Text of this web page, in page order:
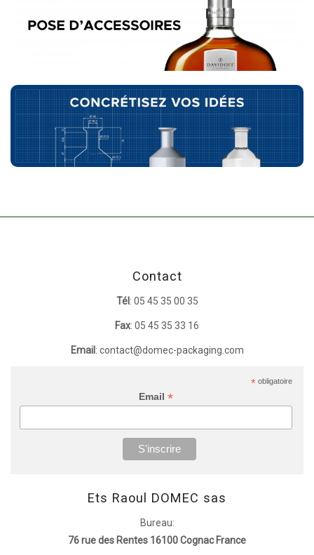
Contact
Tél : 05 45 35 00 35
Fax: 05 45 35 33 16
Email : contact@domec-packaging.com
*obligatoire
Email *
Ets Raoul DOMEC sas
Bureau:
76 rue des Rentes 16100 Cognac France